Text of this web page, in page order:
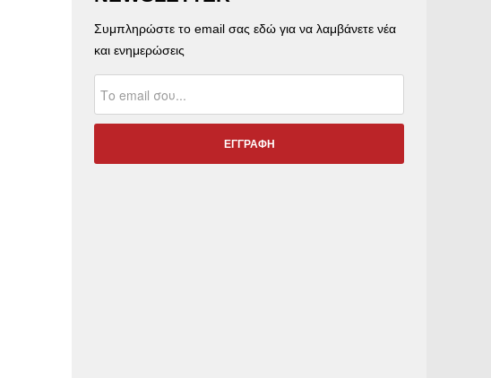
Συμπληρώστε το email σας εδώ για να λαμβάνετε νέα
και ενημερώσεις